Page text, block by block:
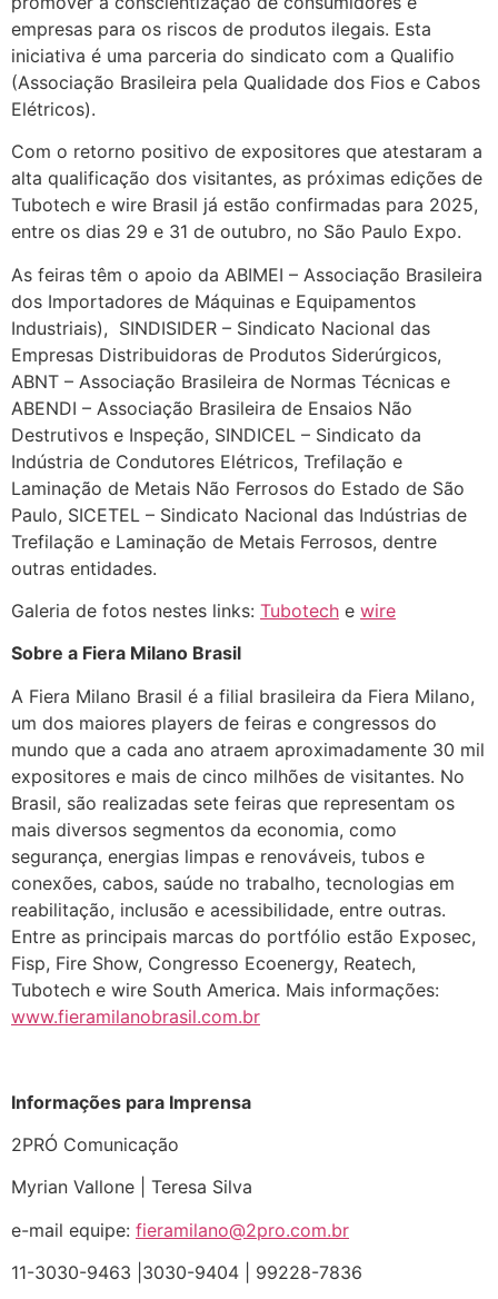
empresas para os riscos de produtos ilegais. Esta
iniciativa é uma parceria do sindicato com a Qualifio
(Associação Brasileira pela Qualidade dos Fios e Cabos
Elétricos).
Com o retorno positivo de expositores que atestaram a
alta qualificação dos visitantes, as próximas edições de
Tubotech e wire Brasil já estão confirmadas para 2025,
entre os dias 29 e 31 de outubro, no São Paulo Expo.
As feiras têm o apoio da ABIMEI – Associação Brasileira
dos Importadores de Máquinas e Equipamentos
Industriais), SINDISIDER – Sindicato Nacional das
Empresas Distribuidoras de Produtos Siderúrgicos,
ABNT – Associação Brasileira de Normas Técnicas e
ABENDI – Associação Brasileira de Ensaios Não
Destrutivos e Inspeção, SINDICEL – Sindicato da
Indústria de Condutores Elétricos, Trefilação e
Laminação de Metais Não Ferrosos do Estado de São
Paulo, SICETEL – Sindicato Nacional das Indústrias de
Trefilação e Laminação de Metais Ferrosos, dentre
outras entidades.
Galeria de fotos nestes links: Tubotech e wire
Sobre a Fiera Milano Brasil
A Fiera Milano Brasil é a filial brasileira da Fiera Milano,
um dos maiores players de feiras e congressos do
mundo que a cada ano atraem aproximadamente 30 mil
expositores e mais de cinco milhões de visitantes. No
Brasil, são realizadas sete feiras que representam os
mais diversos segmentos da economia, como
segurança, energias limpas e renováveis, tubos e
conexões, cabos, saúde no trabalho, tecnologias em
reabilitação, inclusão e acessibilidade, entre outras.
Entre as principais marcas do portfólio estão Exposec,
Fisp, Fire Show, Congresso Ecoenergy, Reatech,
Tubotech e wire South America. Mais informações:
www.fieramilanobrasil.com.br
Informações para Imprensa
2PRÓ Comunicação
Myrian Vallone | Teresa Silva
e-mail equipe: fieramilano@2pro.com.br
11-3030-9463 |3030-9404 | 99228-7836